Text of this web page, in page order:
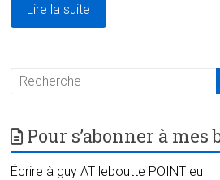
Lire la suite
Pour s’abonner à mes
Écrire à guy AT leboutte POINT eu